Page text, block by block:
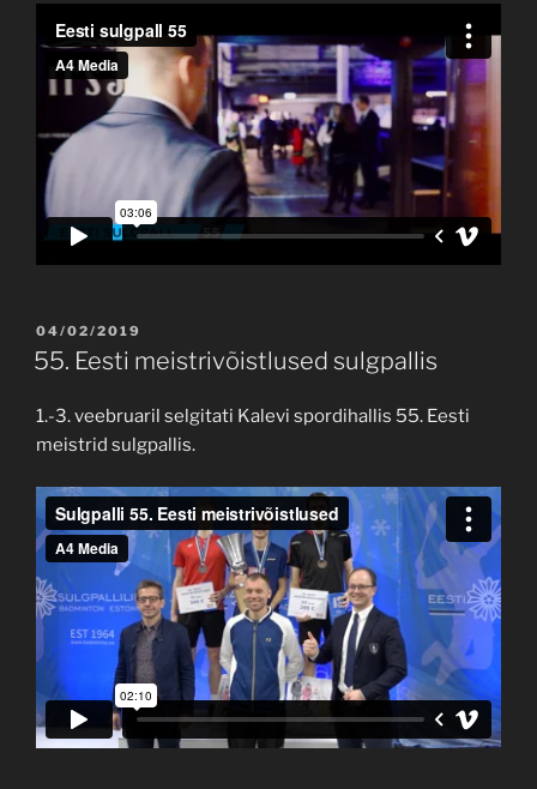
POSTED
ON
04/02/2019
55. Eesti meistrivõistlused sulgpallis
1.-3. veebruaril selgitati Kalevi spordihallis 55. Eesti
meistrid sulgpallis.